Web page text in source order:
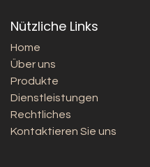
Nützliche Links
Home
Über uns
Produkte
Dienstleistungen
Rechtliches
Kontaktieren Sie uns